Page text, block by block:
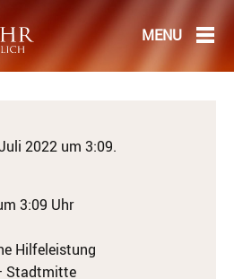
2022 um 3:09.
3:09 Uhr
Hilfeleistung
Stadtmitte